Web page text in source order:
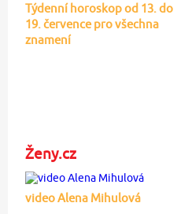
Týdenní horoskop od 13. do
19. července pro všechna
znamení
Ženy.cz
video Alena Mihulová